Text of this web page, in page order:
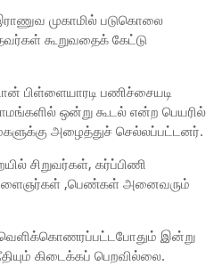
முகாமில் படுகொலை
கூறுவதைக் கேட்டு
பிள்ளையாரடி பணிச்சையடி
ஒன்று கூடல் என்ற பெயரில்
அழைத்துச் செல்லப்பட்டனர்.
சிறுவர்கள், கர்ப்பிணி
,பெண்கள் அனைவரும்
இன்று
கிடைக்கப் பெறவில்லை.